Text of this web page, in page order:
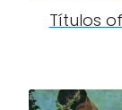
Títulos